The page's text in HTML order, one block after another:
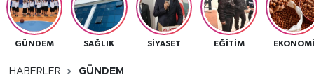
GÜNDEM SAĞLIK SİYASET EĞITIM EKONOMİ
HABERLER GÜNDEM
SİYASET
SPOR
İletişim
Namaz Vakitleri
Trafik Durumu